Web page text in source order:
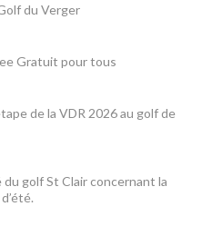
du Verger
Gratuit pour tous
de la VDR 2026 au golf de
golf St Clair concernant la